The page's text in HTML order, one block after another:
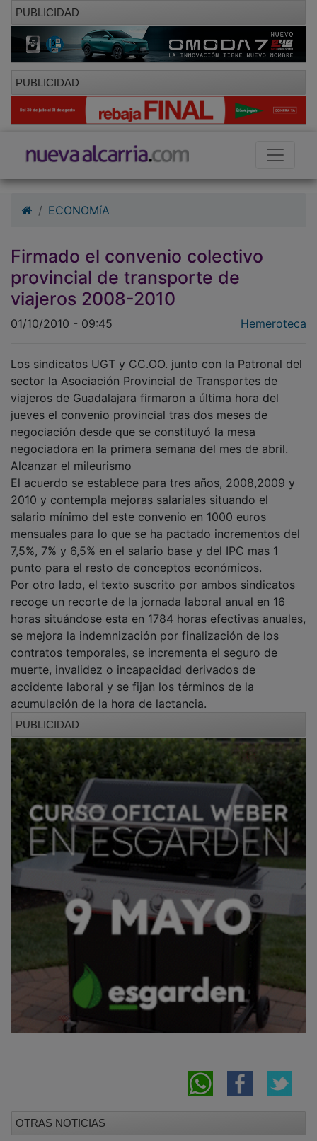
PUBLICIDAD
PUBLICIDAD
ECONOMíA
Firmado el convenio colectivo
provincial de transporte de
viajeros 2008-2010
01/10/2010 - 09:45 Hemeroteca
Los sindicatos UGT y CC.OO. junto con la Patronal del
sector la Asociación Provincial de Transportes de
viajeros de Guadalajara firmaron a última hora del
jueves el convenio provincial tras dos meses de
negociación desde que se constituyó la mesa
negociadora en la primera semana del mes de abril.
Alcanzar el mileurismo
El acuerdo se establece para tres años, 2008,2009 y
2010 y contempla mejoras salariales situando el
salario mínimo del este convenio en 1000 euros
mensuales para lo que se ha pactado incrementos del
7,5%, 7% y 6,5% en el salario base y del IPC mas 1
punto para el resto de conceptos económicos.
Por otro lado, el texto suscrito por ambos sindicatos
recoge un recorte de la jornada laboral anual en 16
horas situándose esta en 1784 horas efectivas anuales,
se mejora la indemnización por finalización de los
contratos temporales, se incrementa el seguro de
muerte, invalidez o incapacidad derivados de
accidente laboral y se fijan los términos de la
acumulación de la hora de lactancia.
PUBLICIDAD
OTRAS NOTICIAS